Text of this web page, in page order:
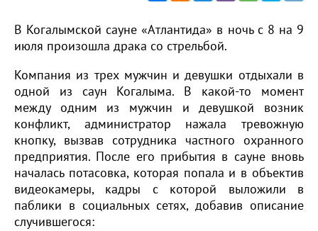
В Когалымской сауне «Атлантида» в ночь с 8 на 9
июля произошла драка со стрельбой.
Компания из трех мужчин и девушки отдыхали в
одной из саун Когалыма. В какой-то момент
между одним из мужчин и девушкой возник
конфликт, администратор нажала тревожную
кнопку, вызвав сотрудника частного охранного
предприятия. После его прибытия в сауне вновь
началась потасовка, которая попала и в объектив
видеокамеры, кадры с которой выложили в
паблики в социальных сетях, добавив описание
случившегося: